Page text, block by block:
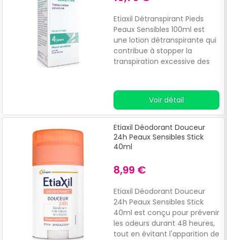
Etiaxil Détranspirant Pieds
Peaux Sensibles 100ml est
une lotion détranspirante qui
contribue à stopper la
transpiration excessive des
humidité et anti odeur
permet de mettre au repos
les glandes sudoripares qui
cessent de produire de la
sueur pendant quelques
jours.
Voir détail
Etiaxil Déodorant Douceur
24h Peaux Sensibles Stick
40ml
8,99 €
Etiaxil Déodorant Douceur
24h Peaux Sensibles Stick
40ml est conçu pour prévenir
les odeurs durant 48 heures,
tout en évitant l'apparition de